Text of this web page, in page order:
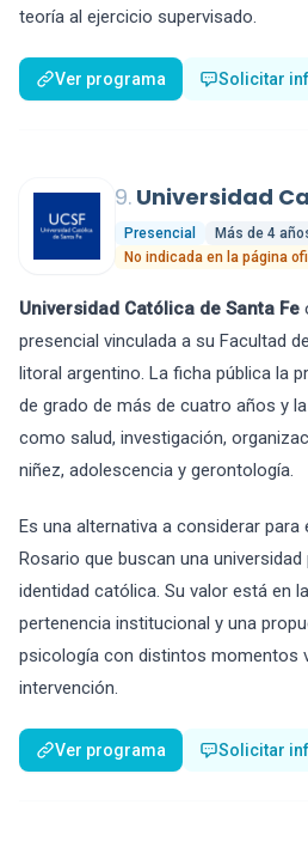
teoría al ejercicio supervisado.
Ver programa Solicitar
9. Universidad
Presencial
Más de 4
No indicada en la página
Universidad Católica de Santa Fe
presencial vinculada a su Facultad
litoral argentino. La ficha pública la
de grado de más de cuatro años y
como salud, investigación,
niñez, adolescencia y gerontología.
Es una alternativa a considerar para
Rosario que buscan una
identidad católica. Su valor está en
pertenencia institucional y una
psicología con distintos momentos
intervención.
Ver programa Solicitar